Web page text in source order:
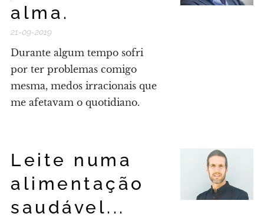
alma.
21-09-2019
Durante algum tempo sofri
por ter problemas comigo
mesma, medos irracionais que
me afetavam o quotidiano.
Leite numa
alimentação
saudável...